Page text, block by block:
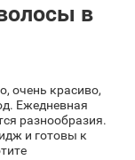
в
очень красиво,
Ежедневная
разнообразия.
и готовы к